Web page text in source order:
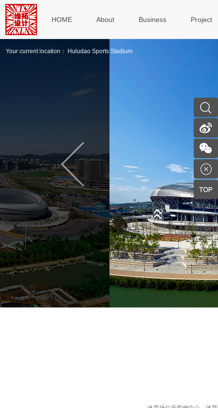
HOME About Business Project
Your current location： Huludao Sports Stadium